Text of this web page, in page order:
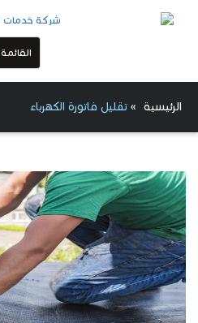
القائمة
الرئيسية » تقليل فاتورة الكهرباء